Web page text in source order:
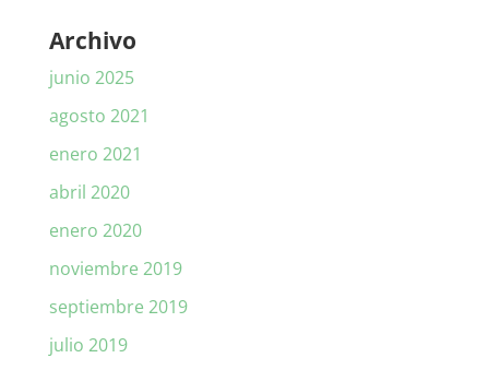
Archivo
junio 2025
agosto 2021
enero 2021
abril 2020
enero 2020
noviembre 2019
septiembre 2019
julio 2019